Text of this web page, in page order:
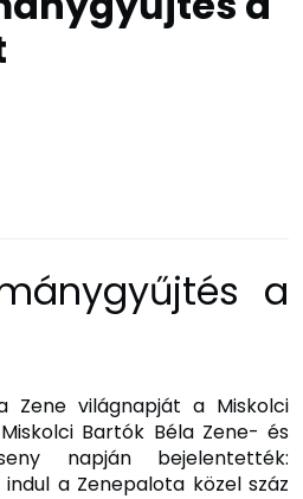
a
világnapját a Miskolci
Bartók Béla Zene- és
napján bejelentették:
a Zenepalota közel száz